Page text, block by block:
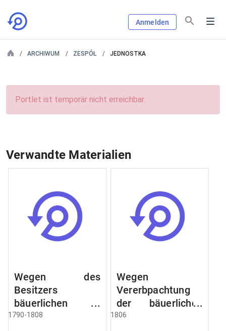
Anmelden
ARCHIWUM ZESPÓŁ JEDNOSTKA
Portlet ist temporär nicht erreichbar.
Verwandte Materialien
Wegen des
Besitzers
bäuerlichen
Grundstücke, den
1790-1808
Wegen
Vererbpachtung
der bäuerlichen
Grundstücke und
1806